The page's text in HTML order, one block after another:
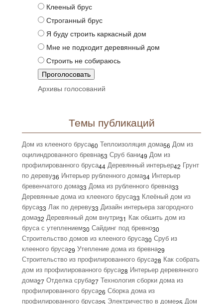
Клееный брус
Строганный брус
Я буду строить каркасный дом
Мне не подходит деревянный дом
Строить не собираюсь
Архивы голосований
Темы публикаций
Дом из клееного бруса60 Теплоизоляция дома56 Дом из
оцилиндрованного бревна53 Сруб бани49 Дом из
профилированного бруса44 Деревянный интерьер42 Грунт
по дереву36 Интерьер рубленного дома34 Интерьер
бревенчатого дома33 Дома из рубленного бревна33
Деревянные дома из клееного бруса33 Клеёный дом из
бруса33 Лак по дереву33 Дизайн интерьера загородного
дома32 Деревянный дом внутри31 Как обшить дом из
бруса с утеплением30 Сайдинг под бревно30
Строительство домов из клееного бруса30 Сруб из
клееного бруса29 Утепление дома из бревна29
Строительство из профилированного бруса28 Как собрать
дом из профилированного бруса28 Интерьер деревянного
дома27 Отделка сруба27 Технология сборки дома из
профилированного бруса26 Сборка дома из
профилированного бруса25 Электричество в доме25 Дом